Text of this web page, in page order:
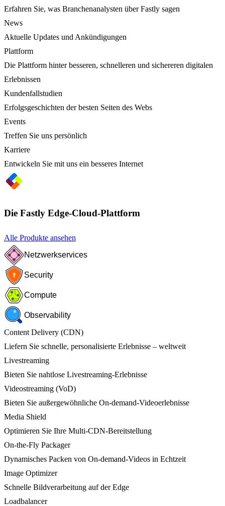
Erfahren Sie, was Branchenanalysten über Fastly sagen
News
Aktuelle Updates und Ankündigungen
Plattform
Die Plattform hinter besseren, schnelleren und sichereren digitalen
Erlebnissen
Kundenfallstudien
Erfolgsgeschichten der besten Seiten des Webs
Events
Treffen Sie uns persönlich
Karriere
Entwickeln Sie mit uns ein besseres Internet
Die Fastly Edge-Cloud-Plattform
Alle Produkte ansehen
Netzwerkservices
Security
Compute
Observability
Content Delivery (CDN)
Liefern Sie schnelle, personalisierte Erlebnisse – weltweit
Livestreaming
Bieten Sie nahtlose Livestreaming-Erlebnisse
Videostreaming (VoD)
Bieten Sie außergewöhnliche On-demand-Videoerlebnisse
Media Shield
Optimieren Sie Ihre Multi-CDN-Bereitstellung
On-the-Fly Packager
Dynamisches Packen von On-demand-Videos in Echtzeit
Image Optimizer
Schnelle Bildverarbeitung auf der Edge
Loadbalancer